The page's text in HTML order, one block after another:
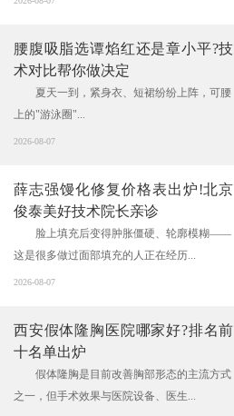
腰腹吸脂选谭焰红还是章小平?技
术对比帮你做决定
夏天一到，紧身衣、短裙纷纷上阵，可腰
上的"游泳圈"...
2026-08-07
薛志强馒化修复价格表出炉!北京
俊泰美好技术院长亲诊
脸上填充后变得肿胀僵硬、轮廓模糊——
这是很多做过面部填充的人正在经历...
2026-08-07
西安假体隆胸医院哪家好?排名前
十名单出炉
假体隆胸是目前改善胸部形态的主流方式
之一，但手术效果与医院设备、医生...